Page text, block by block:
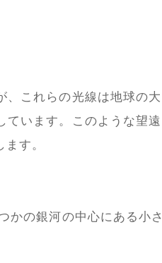
、これらの光線は地球の大
ています。このような望遠
す。
かの銀河の中心にある小さ